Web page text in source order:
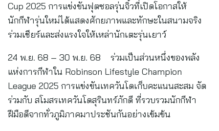
Cup 2025 การแข่งขันฟุตซอลรุ่นจิ๋วที่เปิดโอกาสให้
นักกีฬารุ่นใหม่ได้แสดงศักยภาพและทักษะในสนามจริง
ร่วมเชียร์และส่งแรงใจให้เหล่านักเตะรุ่นเยาว์
24 พ.ย. 68 – 30 พ.ย. 68 ร่วมเป็นส่วนหนึ่งของพลัง
แห่งการกีฬาใน Robinson Lifestyle Champion
League 2025 การแข่งขันเทควันโดเก็บคะแนนสะสม จัด
ร่วมกับ สโมสรเทควันโดสุรินทร์ภักดี ที่รวบรวมนักกีฬา
ฝีมือดีจากทั่วภูมิภาคมาประชันกันอย่างเข้มข้น